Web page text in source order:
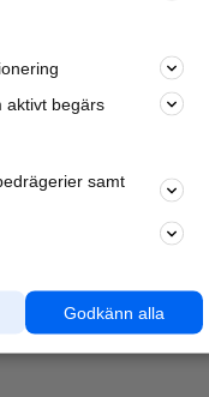
aktivt begärs
samt
Godkänn alla